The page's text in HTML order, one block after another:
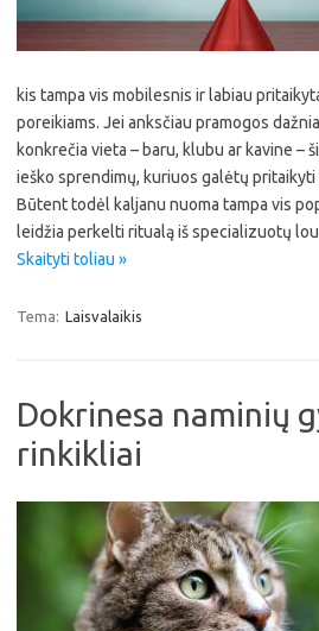
kis tampa vis mobilesnis ir labiau
poreikiams. Jei anksčiau pramogos
konkrečia vieta – baru, klubu ar kavine –
ieško sprendimų, kuriuos galėtų
Būtent todėl kaljanu nuoma tampa vis
leidžia perkelti ritualą iš specializuotų
Skaityti toliau »
Tema: Laisvalaikis
Dokrinesa naminių
rinkikliai